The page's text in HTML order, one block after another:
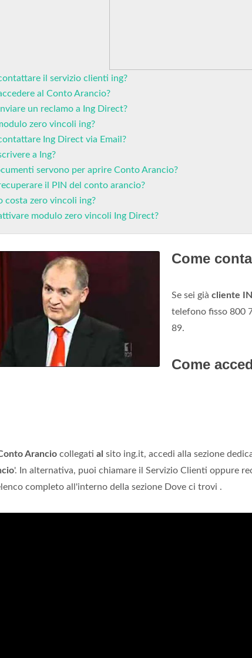
il servizio clienti ing?
al Conto Arancio?
un reclamo a Ing Direct?
zero vincoli ing?
Ing Direct via Email?
a Ing?
servono per aprire Conto Arancio?
il PIN del conto arancio?
costa zero vincoli ing?
modulo zero vincoli Ing Direct?
Come
Se sei già cliente
telefono fisso 800
89.
Come
Arancio collegati al sito ing.it, accedi alla sezione
'. In alternativa, puoi chiamare il Servizio Clienti oppure
completo all'interno della sezione Dove ci trovi .